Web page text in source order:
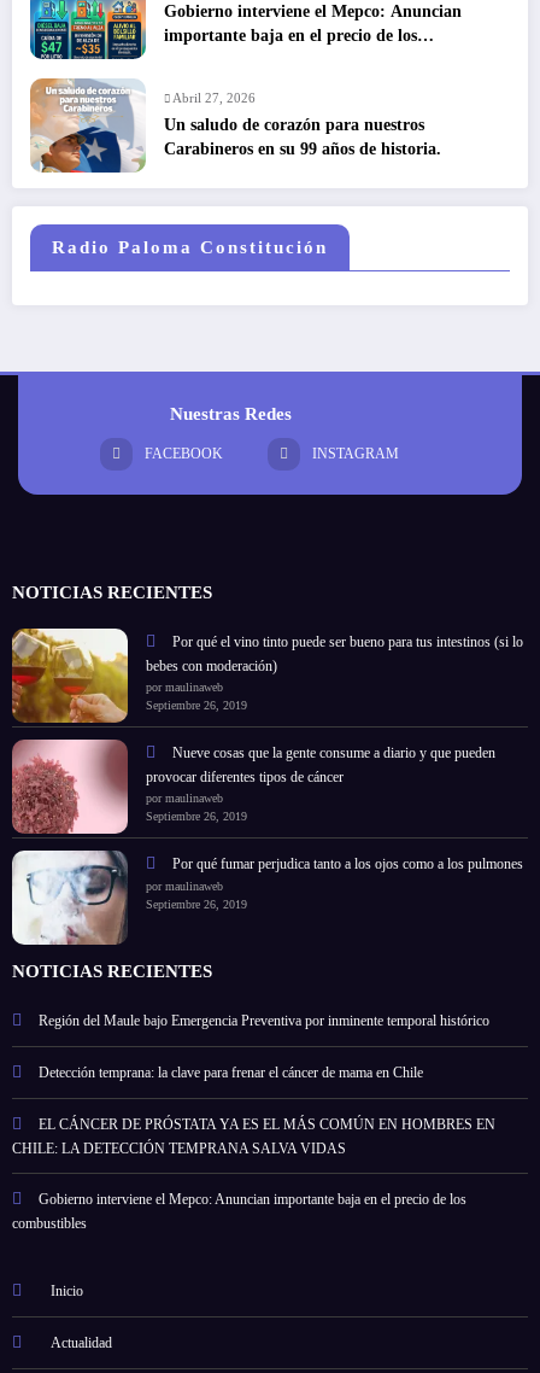
Gobierno interviene el Mepco: Anuncian
importante baja en el precio de los
Abril 27, 2026
Un saludo de corazón para nuestros
Carabineros en su 99 años de historia.
Radio Paloma Constitución
Nuestras Redes
FACEBOOK INSTAGRAM
NOTICIAS RECIENTES
Por qué el vino tinto puede ser bueno para tus intestinos (si lo
bebes con moderación)
por maulinaweb
Septiembre 26, 2019
Nueve cosas que la gente consume a diario y que pueden
provocar diferentes tipos de cáncer
por maulinaweb
Septiembre 26, 2019
Por qué fumar perjudica tanto a los ojos como a los pulmones
por maulinaweb
Septiembre 26, 2019
NOTICIAS RECIENTES
Región del Maule bajo Emergencia Preventiva por inminente temporal histórico
Detección temprana: la clave para frenar el cáncer de mama en Chile
EL CÁNCER DE PRÓSTATA YA ES EL MÁS COMÚN EN HOMBRES EN
CHILE: LA DETECCIÓN TEMPRANA SALVA VIDAS
Gobierno interviene el Mepco: Anuncian importante baja en el precio de los
combustibles
Inicio
Actualidad